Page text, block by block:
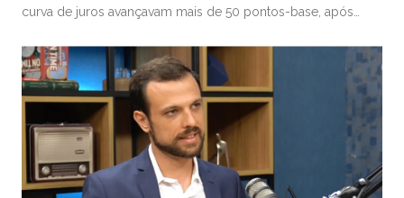
curva de juros avançavam mais de 50 pontos-base, após
Jair Bolsonaro o escolheu para seguir missão. Por volta das
16h, o Ibovespa recuava 4,01%, aos 157.604 pontos, […]